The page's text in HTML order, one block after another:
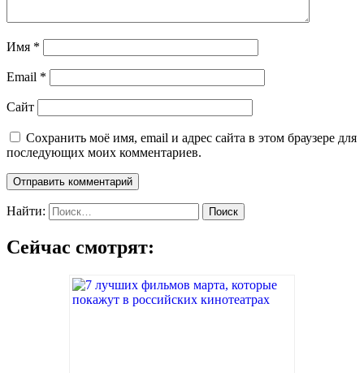
Имя *
Email *
Сайт
Сохранить моё имя, email и адрес сайта в этом браузере для
последующих моих комментариев.
Найти:
Сейчас смотрят: